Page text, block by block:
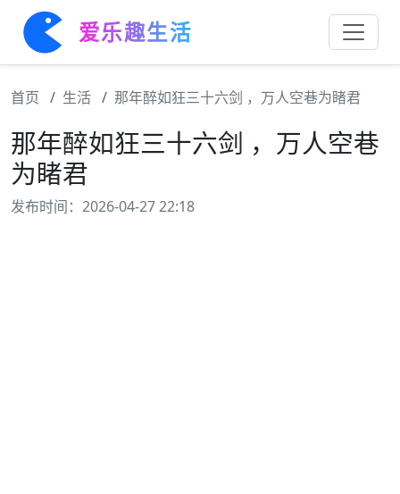
爱乐趣生活
首页 生活 那年醉如狂三十六剑 ，万人空巷为睹君
那年醉如狂三十六剑 ，万人空巷
为睹君
发布时间：2026-04-27 22:18